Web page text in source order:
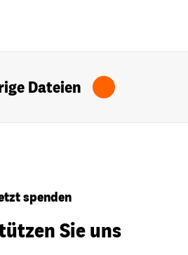
Dateien
spenden
Sie uns